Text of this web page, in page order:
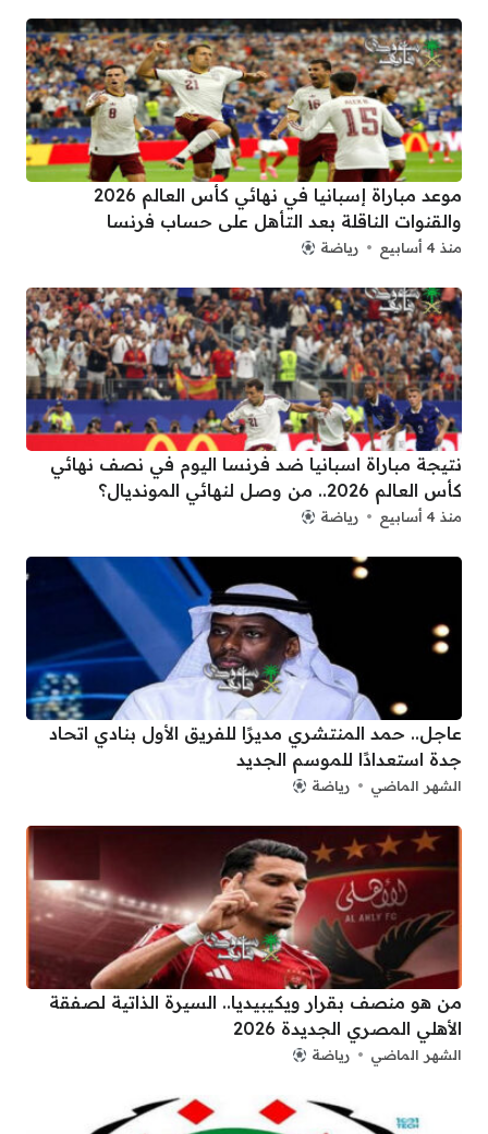
موعد مباراة إسبانيا في نهائي كأس العالم 2026
والقنوات الناقلة بعد التأهل على حساب فرنسا
منذ 4 أسابيع رياضة
نتيجة مباراة اسبانيا ضد فرنسا اليوم في نصف نهائي
كأس العالم 2026.. من وصل لنهائي المونديال؟
منذ 4 أسابيع رياضة
عاجل.. حمد المنتشري مديرًا للفريق الأول بنادي اتحاد
جدة استعدادًا للموسم الجديد
الشهر الماضي رياضة
من هو منصف بقرار ويكيبيديا.. السيرة الذاتية لصفقة
الأهلي المصري الجديدة 2026
الشهر الماضي رياضة